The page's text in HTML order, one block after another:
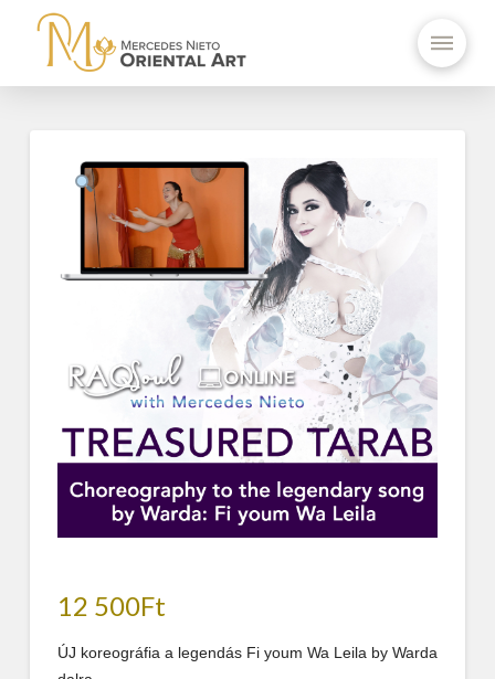
12 500Ft
ÚJ koreográfia a legendás Fi youm Wa Leila by Warda